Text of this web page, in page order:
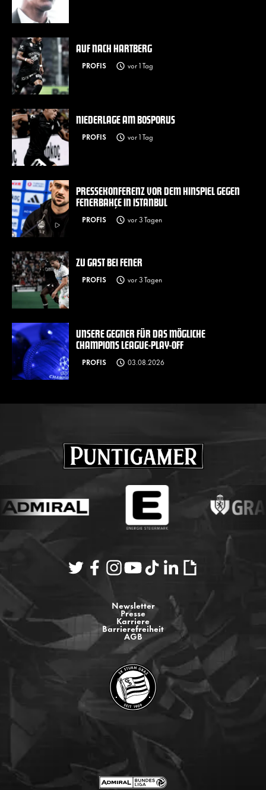
AUF NACH HARTBERG
PROFIS vor 1 Tag
NIEDERLAGE AM BOSPORUS
PROFIS vor 1 Tag
PRESSEKONFERENZ VOR DEM HINSPIEL GEGEN
FENERBAHÇE IN ISTANBUL
PROFIS vor 3 Tagen
ZU GAST BEI FENER
PROFIS vor 3 Tagen
UNSERE GEGNER FÜR DAS MÖGLICHE
CHAMPIONS LEAGUE-PLAY-OFF
PROFIS 03.08.2026
Newsletter
Presse
Karriere
Barrierefreiheit
AGB